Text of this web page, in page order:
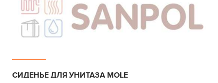
СИДЕНЬЕ ДЛЯ УНИТАЗА MOLE